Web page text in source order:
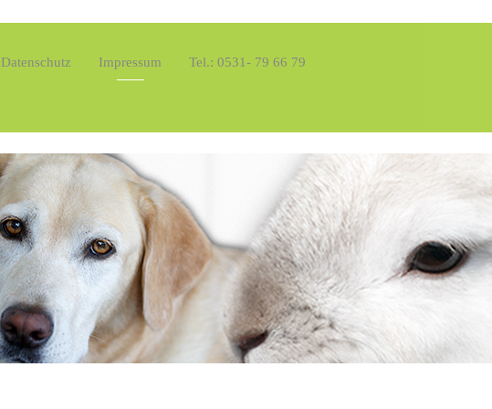
Datenschutz Impressum Tel.: 0531- 79 66 79